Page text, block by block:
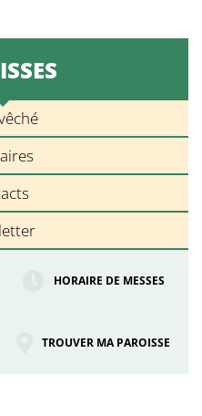
HORAIRE DE MESSES
TROUVER MA PAROISSE